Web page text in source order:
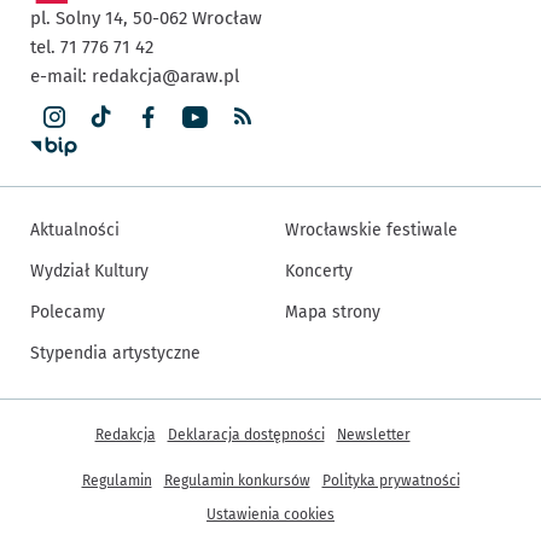
pl. Solny 14, 50-062 Wrocław
tel. 71 776 71 42
e-mail: redakcja@araw.pl
Aktualności
Wydział Kultury
Polecamy
Stypendia artystyczne
Wrocławskie festiwale
Koncerty
Mapa strony
Inne informacje
Redakcja Deklaracja dostępności Newsletter
Regulamin Regulamin konkursów
Polityka prywatności
Ustawienia cookies